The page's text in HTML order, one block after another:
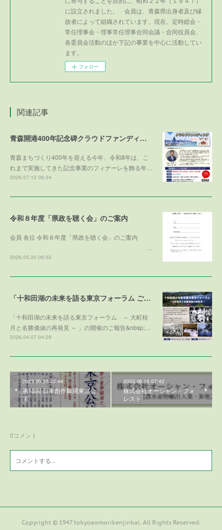
に設立されました。 会員は、青森県出身者及び縁
故者によって組織されています。現在、定時総会・
常任理事会・理事常任理事合同会議・合同役員会、
各委員会活動のほか下記の事業を中心に活動してい
ます。
フォロー
関連記事
青森開港400年記念碑クラウドファンディング
青森まちづくり400年を迎える今年、令和8年は、こ
れまで実施してきた記念事業のフィナーレを飾る年…
2026.07.12 08:34
令和８年度「県政を聴く会」のご案内
会員 各位 令和８年度「県政を聴く会」のご案内
2026.05.20 06:52
「十和田湖の未来を語る東京フォーラム ご寄付のお礼」
「十和田湖の未来を語る東京フォーラム ～ 大町桂
月と名勝価値の再発見 ～ 」の開催のご報告&nbsp;…
2026.04.07 04:29
2023.06.28 22:46
第12回 日本創作舞踊東京公
演
2023.06.15 07:42
株式会社オーシャン・フォ
レスト
0コメント
Copyright © 1947 tokyoaomorikenjinkai. All Rights Reserved.